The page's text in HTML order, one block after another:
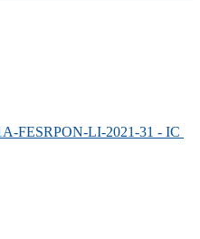
FESRPON-LI-2021-31 - IC